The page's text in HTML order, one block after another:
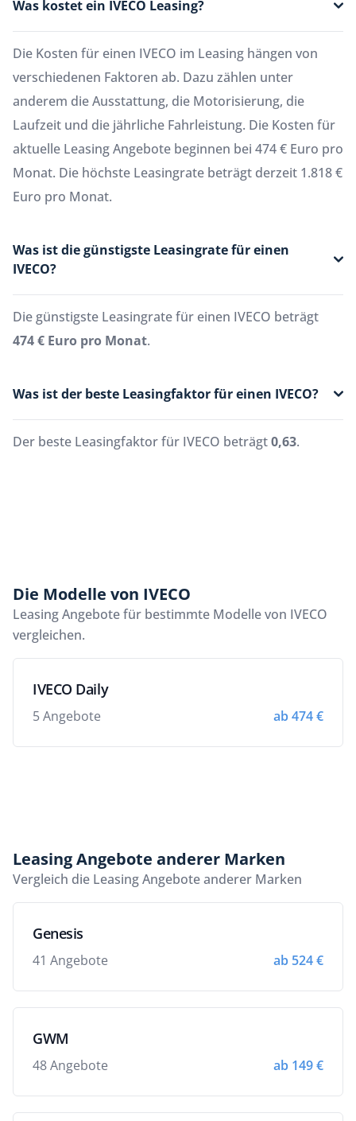
Was kostet ein IVECO Leasing?
Die Kosten für einen IVECO im Leasing hängen von
verschiedenen Faktoren ab. Dazu zählen unter
anderem die Ausstattung, die Motorisierung, die
Laufzeit und die jährliche Fahrleistung. Die Kosten für
aktuelle Leasing Angebote beginnen bei 474 € Euro pro
Monat. Die höchste Leasingrate beträgt derzeit 1.818 €
Euro pro Monat.
Was ist die günstigste Leasingrate für einen
IVECO?
Die günstigste Leasingrate für einen IVECO beträgt
474 € Euro pro Monat.
Was ist der beste Leasingfaktor für einen IVECO?
Der beste Leasingfaktor für IVECO beträgt0,63.
Die Modelle von IVECO
Leasing Angebote für bestimmte Modelle von IVECO
vergleichen.
IVECO Daily
5 Angebote ab 474 €
Leasing Angebote anderer Marken
Vergleich die Leasing Angebote anderer Marken
Genesis
41 Angebote ab 524 €
GWM
48 Angebote ab 149 €